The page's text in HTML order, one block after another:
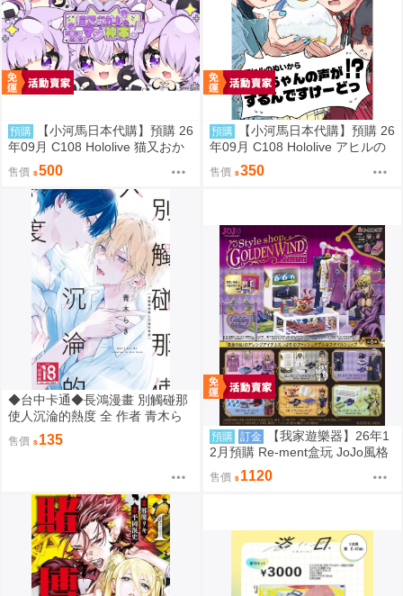
預購
【小河馬日本代購】預購 26
年09月 C108 Hololive 猫又おか
ゆのMOGUMOGUマジ神本 繪
師:むーらん 神岡ちろる
售價 500
預購
【小河馬日本代購】預購 26
年09月 C108 Hololive アヒルの
ぬいからスバちゃんの声がする
んですけーどっ 繪師:MALINO
售價 350
◆台中卡通◆長鴻漫畫 別觸碰那
使人沉淪的熱度 全 作者 青木ら
き 送尼采書套
售價 135 預購 訂金
【我家遊樂器】26年1
2月預購 Re-ment盒玩 JoJo風格
館 黃金之風
售價 1120